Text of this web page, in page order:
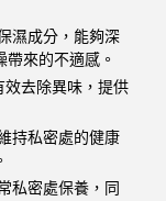
濕成分，能夠深
來的不適感。
效去除異味，提供
持私密處的健康
私密處保養，同